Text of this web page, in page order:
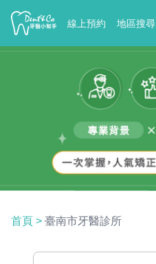
線上預約 地區搜尋
首頁 > 臺南市牙醫診所